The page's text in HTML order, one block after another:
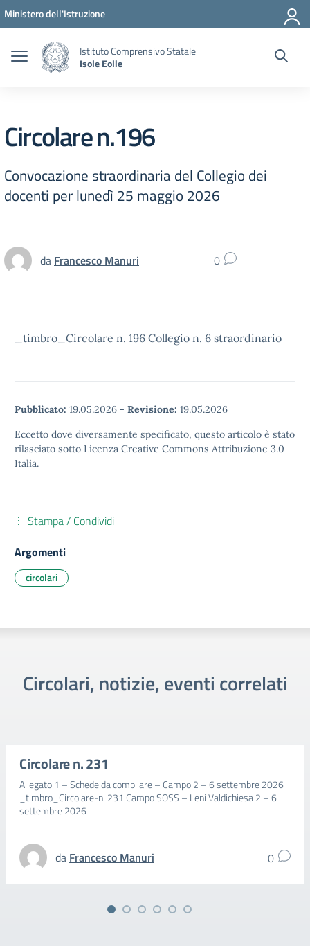
Vai ai contenuti
Vai al menu di navigazione
Vai al footer
Ministero dell'Istruzione
Istituto Comprensivo Statale
Isole Eolie
Circolare n.196
Convocazione straordinaria del Collegio dei
docenti per lunedì 25 maggio 2026
da Francesco Manuri 0
_timbro_Circolare n. 196 Collegio n. 6 straordinario
Pubblicato: 19.05.2026 - Revisione: 19.05.2026
Eccetto dove diversamente specificato, questo articolo è stato
rilasciato sotto Licenza Creative Commons Attribuzione 3.0
Italia.
Stampa / Condividi
Argomenti
circolari
Circolari, notizie, eventi correlati
Circolare n. 231
Allegato 1 – Schede da compilare – Campo 2 – 6 settembre 2026
_timbro_Circolare-n. 231 Campo SOSS – Leni Valdichiesa 2 – 6
settembre 2026
da Francesco Manuri 0